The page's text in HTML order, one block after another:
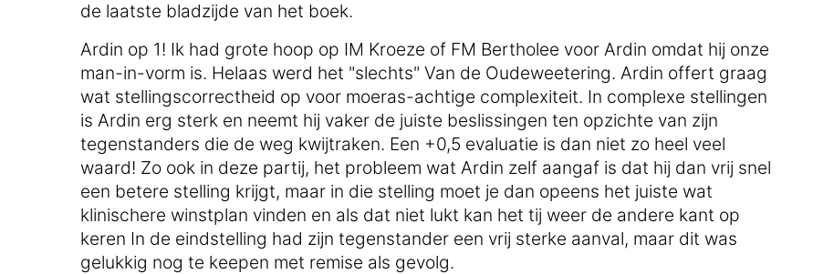
de laatste bladzijde van het boek.
Ardin op 1! Ik had grote hoop op IM Kroeze of FM Bertholee voor Ardin omdat hij onze
man-in-vorm is. Helaas werd het "slechts" Van de Oudeweetering. Ardin offert graag
wat stellingscorrectheid op voor moeras-achtige complexiteit. In complexe stellingen
is Ardin erg sterk en neemt hij vaker de juiste beslissingen ten opzichte van zijn
tegenstanders die de weg kwijtraken. Een +0,5 evaluatie is dan niet zo heel veel
waard! Zo ook in deze partij, het probleem wat Ardin zelf aangaf is dat hij dan vrij snel
een betere stelling krijgt, maar in die stelling moet je dan opeens het juiste wat
klinischere winstplan vinden en als dat niet lukt kan het tij weer de andere kant op
keren In de eindstelling had zijn tegenstander een vrij sterke aanval, maar dit was
gelukkig nog te keepen met remise als gevolg.